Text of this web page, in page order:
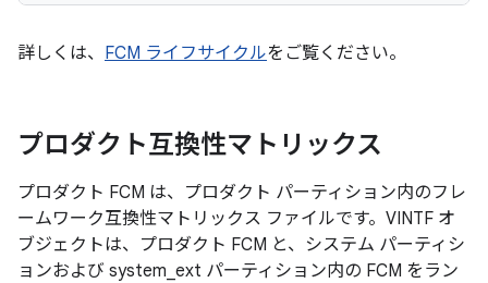
詳しくは、 FCM ライフサイクルをご覧ください。
プロダクト互換性マトリックス
プロダクト FCM は、プロダクト パーティション内のフレ
ームワーク互換性マトリックス ファイルです。VINTF オ
ブジェクトは、プロダクト FCM と、システム パーティシ
ョンおよび system_ext パーティション内の FCM をラン